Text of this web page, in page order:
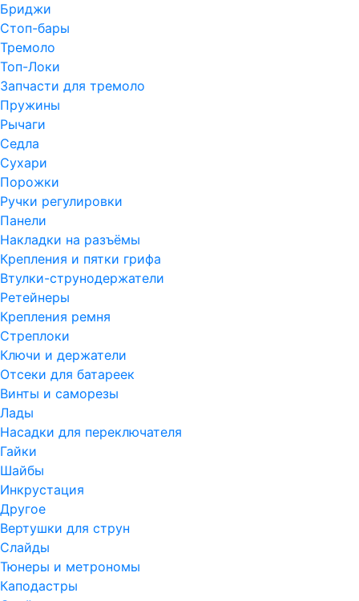
Бриджи
Стоп-бары
Тремоло
Топ-Локи
Запчасти для тремоло
Пружины
Рычаги
Седла
Сухари
Порожки
Ручки регулировки
Панели
Накладки на разъёмы
Крепления и пятки грифа
Втулки-струнодержатели
Ретейнеры
Крепления ремня
Стреплоки
Ключи и держатели
Отсеки для батареек
Винты и саморезы
Лады
Насадки для переключателя
Гайки
Шайбы
Инкрустация
Другое
Вертушки для струн
Слайды
Тюнеры и метрономы
Каподастры